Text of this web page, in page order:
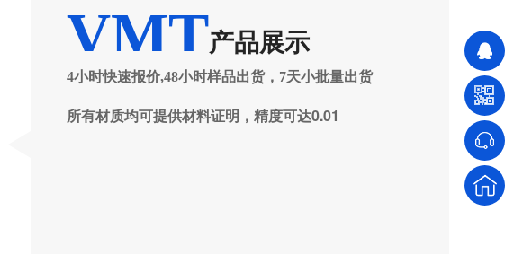
VMT产品展示
4小时快速报价,48小时样品出货，7天小批量出货
所有材质均可提供材料证明，精度可达0.01